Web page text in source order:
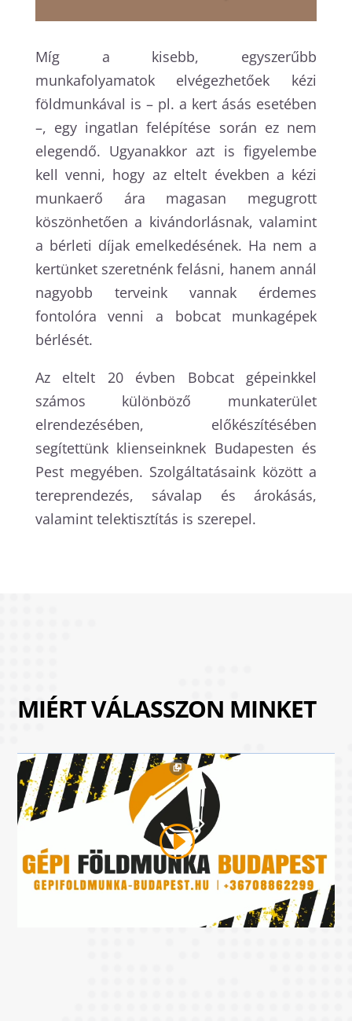
Míg a kisebb, egyszerűbb
munkafolyamatok elvégezhetőek kézi
földmunkával is – pl. a kert ásás esetében
–, egy ingatlan felépítése során ez nem
elegendő. Ugyanakkor azt is figyelembe
kell venni, hogy az eltelt években a kézi
munkaerő ára magasan megugrott
köszönhetően a kivándorlásnak, valamint
a bérleti díjak emelkedésének. Ha nem a
kertünket szeretnénk felásni, hanem annál
nagyobb terveink vannak érdemes
fontolóra venni a bobcat munkagépek
bérlését.
Az eltelt 20 évben Bobcat gépeinkkel
számos különböző munkaterület
elrendezésében, előkészítésében
segítettünk klienseinknek Budapesten és
Pest megyében. Szolgáltatásaink között a
tereprendezés, sávalap és árokásás,
valamint telektisztítás is szerepel.
MIÉRT VÁLASSZON MINKET